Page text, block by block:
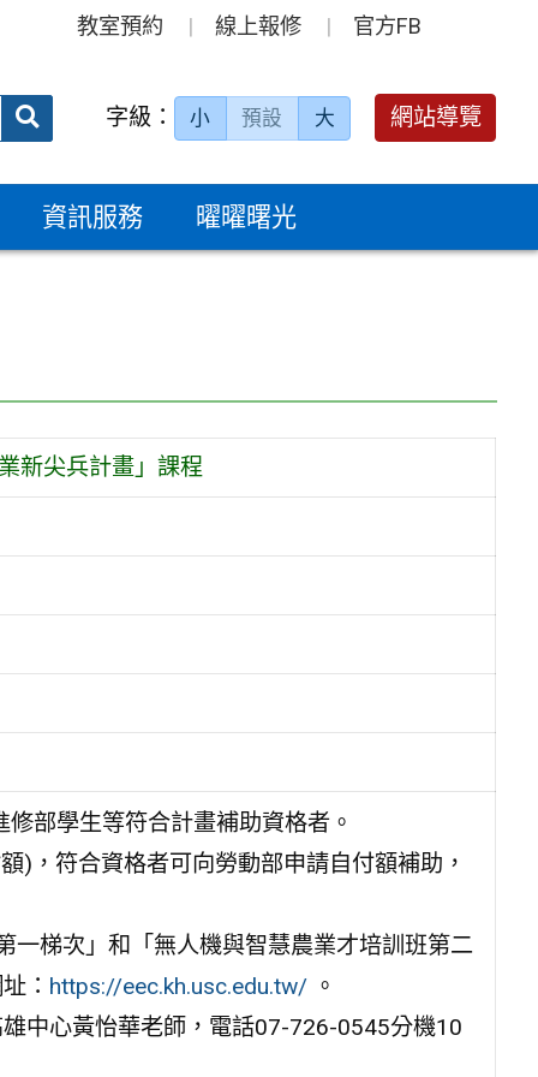
教室預約 線上報修 官方FB
送出 字級： 小 預設 大 網站導覽
資訊服務 曜曜曙光
新尖兵計畫」課程
部學生等符合計畫補助資格者。
)，符合資格者可向勞動部申請自付額補助，
一梯次」和「無人機與智慧農業才培訓班第二
： https://eec.kh.usc.edu.tw/。
中心黃怡華老師，電話07-726-0545分機10